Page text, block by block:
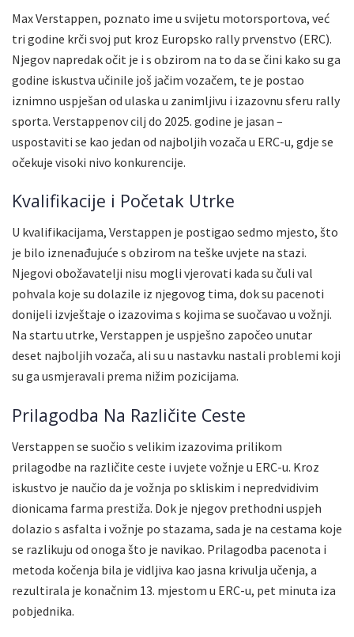
Max Verstappen, poznato ime u svijetu motorsportova, već
tri godine krči svoj put kroz Europsko rally prvenstvo (ERC).
Njegov napredak očit je i s obzirom na to da se čini kako su ga
godine iskustva učinile još jačim vozačem, te je postao
iznimno uspješan od ulaska u zanimljivu i izazovnu sferu rally
sporta. Verstappenov cilj do 2025. godine je jasan –
uspostaviti se kao jedan od najboljih vozača u ERC-u, gdje se
očekuje visoki nivo konkurencije.
Kvalifikacije i Početak Utrke
U kvalifikacijama, Verstappen je postigao sedmo mjesto, što
je bilo iznenađujuće s obzirom na teške uvjete na stazi.
Njegovi obožavatelji nisu mogli vjerovati kada su čuli val
pohvala koje su dolazile iz njegovog tima, dok su pacenoti
donijeli izvještaje o izazovima s kojima se suočavao u vožnji.
Na startu utrke, Verstappen je uspješno započeo unutar
deset najboljih vozača, ali su u nastavku nastali problemi koji
su ga usmjeravali prema nižim pozicijama.
Prilagodba Na Različite Ceste
Verstappen se suočio s velikim izazovima prilikom
prilagodbe na različite ceste i uvjete vožnje u ERC-u. Kroz
iskustvo je naučio da je vožnja po skliskim i nepredvidivim
dionicama farma prestiža. Dok je njegov prethodni uspjeh
dolazio s asfalta i vožnje po stazama, sada je na cestama koje
se razlikuju od onoga što je navikao. Prilagodba pacenota i
metoda kočenja bila je vidljiva kao jasna krivulja učenja, a
rezultirala je konačnim 13. mjestom u ERC-u, pet minuta iza
pobjednika.